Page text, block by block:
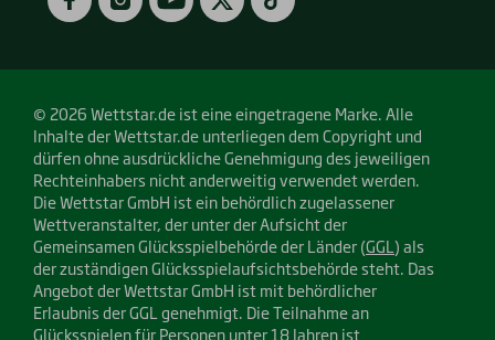
© 2026 Wettstar.de ist eine eingetragene Marke. Alle
Inhalte der Wettstar.de unterliegen dem Copyright und
dürfen ohne ausdrückliche Genehmigung des jeweiligen
Rechteinhabers nicht anderweitig verwendet werden.
Die Wettstar GmbH ist ein behördlich zugelassener
Wettveranstalter, der unter der Aufsicht der
Gemeinsamen Glücksspielbehörde der Länder (GGL ) als
der zuständigen Glücksspielaufsichtsbehörde steht. Das
Angebot der Wettstar GmbH ist mit behördlicher
Erlaubnis der GGL genehmigt. Die Teilnahme an
Glücksspielen für Personen unter 18 Jahren ist